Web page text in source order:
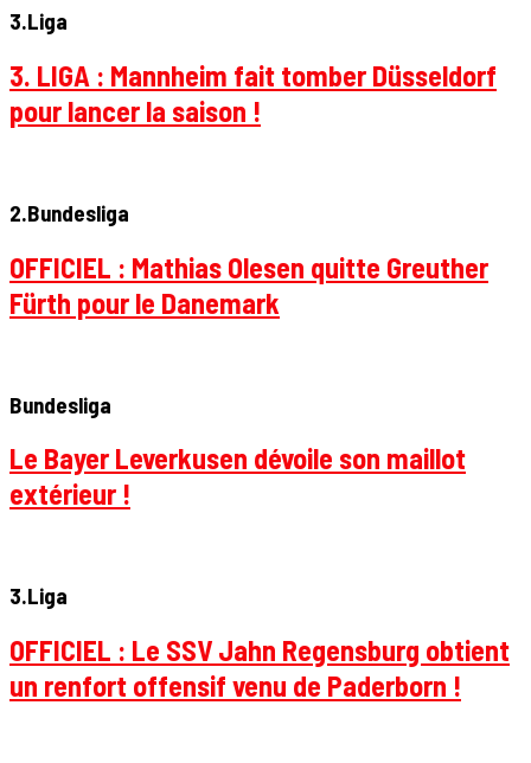
3.Liga
3. LIGA : Mannheim fait tomber Düsseldorf
pour lancer la saison !
2.Bundesliga
OFFICIEL : Mathias Olesen quitte Greuther
Fürth pour le Danemark
Bundesliga
Le Bayer Leverkusen dévoile son maillot
extérieur !
3.Liga
OFFICIEL : Le SSV Jahn Regensburg obtient
un renfort offensif venu de Paderborn !